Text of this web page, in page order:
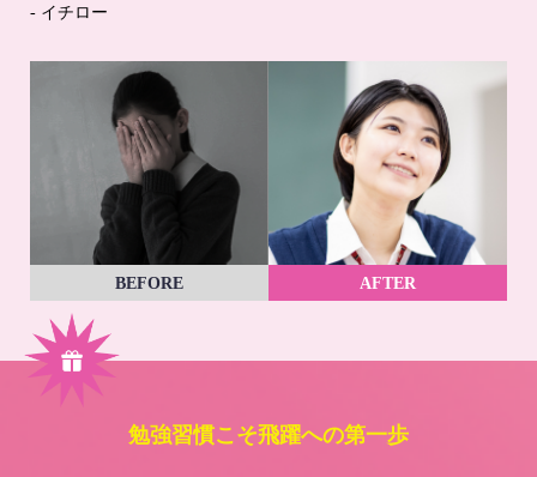
- イチロー
BEFORE AFTER
勉強習慣こそ飛躍への第一歩